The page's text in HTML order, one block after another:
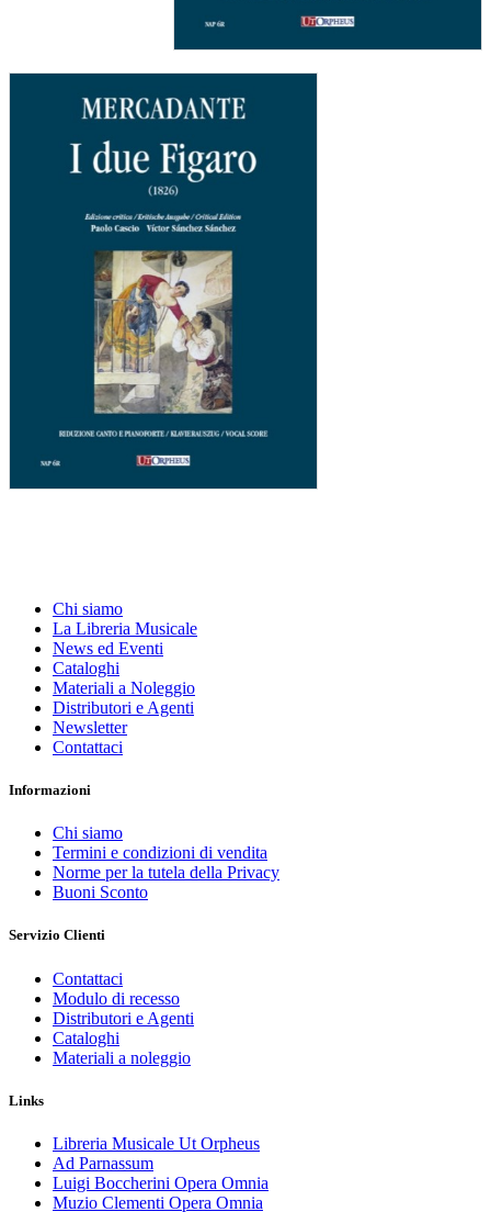
Chi siamo
La Libreria Musicale
News ed Eventi
Cataloghi
Materiali a Noleggio
Distributori e Agenti
Newsletter
Contattaci
Informazioni
Chi siamo
Termini e condizioni di vendita
Norme per la tutela della Privacy
Buoni Sconto
Servizio Clienti
Contattaci
Modulo di recesso
Distributori e Agenti
Cataloghi
Materiali a noleggio
Links
Libreria Musicale Ut Orpheus
Ad Parnassum
Luigi Boccherini Opera Omnia
Muzio Clementi Opera Omnia